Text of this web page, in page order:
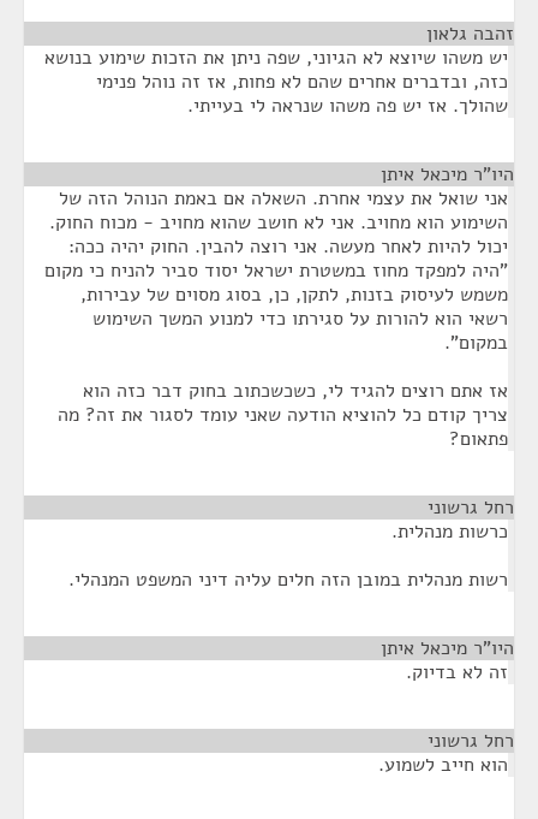
זהבה גלאון
יש משהו שיוצא לא הגיוני, שפה ניתן את הזכות שימוע בנושא
כזה, ובדברים אחרים שהם לא פחות, אז זה נוהל פנימי
שהולך. אז יש פה משהו שנראה לי בעייתי.
היו"ר מיכאל איתן
אני שואל את עצמי אחרת. השאלה אם באמת הנוהל הזה של
השימוע הוא מחויב. אני לא חושב שהוא מחויב - מכוח החוק.
יכול להיות לאחר מעשה. אני רוצה להבין. החוק יהיה ככה:
"היה למפקד מחוז במשטרת ישראל יסוד סביר להניח כי מקום
משמש לעיסוק בזנות, לתקן, כן, בסוג מסוים של עבירות,
רשאי הוא להורות על סגירתו כדי למנוע המשך השימוש
במקום".
אז אתם רוצים להגיד לי, כשכשכתוב בחוק דבר כזה הוא
צריך קודם כל להוציא הודעה שאני עומד לסגור את זה? מה
פתאום?
רחל גרשוני
כרשות מנהלית.
רשות מנהלית במובן הזה חלים עליה דיני המשפט המנהלי.
היו"ר מיכאל איתן
זה לא בדיוק.
רחל גרשוני
הוא חייב לשמוע.